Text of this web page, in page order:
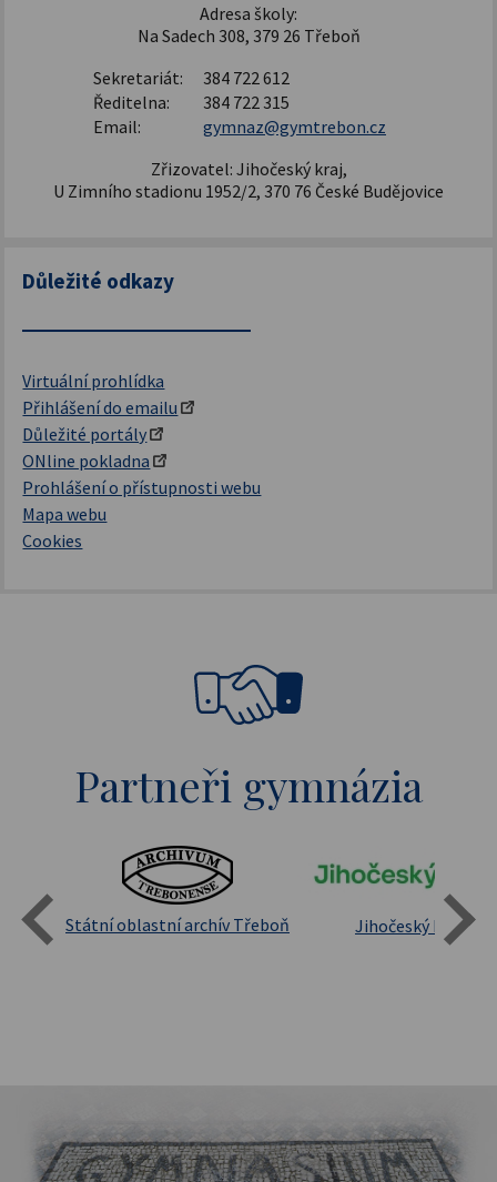
Adresa školy:
Na Sadech 308, 379 26 Třeboň
Sekretariát:
384 722 612
Ředitelna:
384 722 315
Email:
gymnaz@gymtrebon.cz
Zřizovatel: Jihočeský kraj,
U Zimního stadionu 1952/2, 370 76 České Budějovice
Důležité odkazy
Virtuální prohlídka
Přihlášení do emailu
Důležité portály
ONline pokladna
Prohlášení o přístupnosti webu
Mapa webu
Cookies
Partneři gymnázia
Státní oblastní archív Třeboň Jihočeský kraj